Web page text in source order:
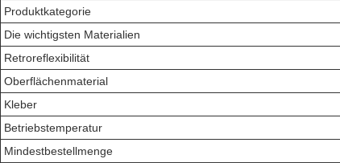
Produktkategorie
Die wichtigsten Materialien
Retroreflexibilität
Oberflächenmaterial
Kleber
Betriebstemperatur
Mindestbestellmenge